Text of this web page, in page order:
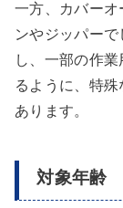
一方、カバーオ
ンやジッパー
し、一部の作
るように、特
あります。
対象年齢